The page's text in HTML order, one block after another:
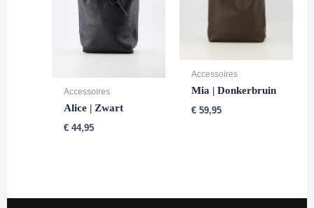
Accessoires
Alice | Zwart
€ 44,95
Accessoires
Mia | Donkerbruin
€ 59,95